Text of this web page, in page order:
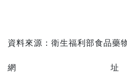
資料來源： 衛生福利部食品藥
網